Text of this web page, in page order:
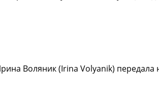
Воляник (Irina Volyanik)